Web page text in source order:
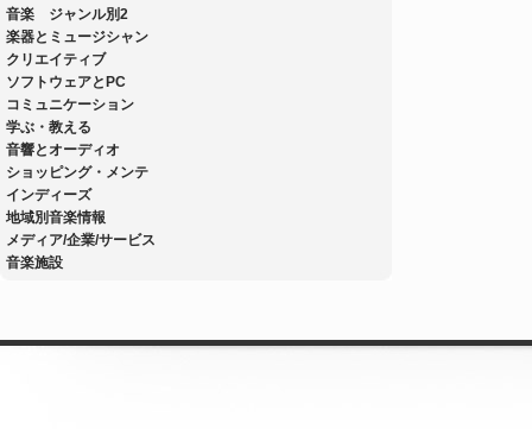
音楽 ジャンル別2
楽器とミュージシャン
クリエイティブ
ソフトウェアとPC
コミュニケーション
学ぶ・教える
音響とオーディオ
ショッピング・メンテ
インディーズ
地域別音楽情報
メディア/企業/サービス
音楽施設